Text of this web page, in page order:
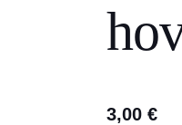
3,00 €